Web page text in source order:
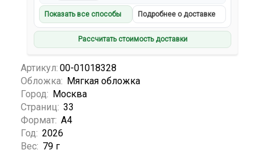
Показать все способы Подробнее о доставке
Рассчитать стоимость доставки
Артикул: 00-01018328
Обложка: Мягкая обложка
Город: Москва
Страниц: 33
Формат: А4
Год: 2026
Вес: 79 г